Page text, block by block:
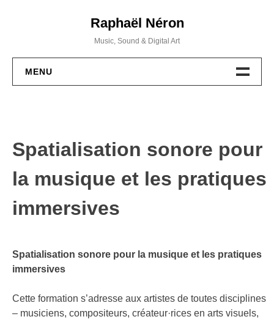
Raphaël Néron
Music, Sound & Digital Art
MENU
CONTACT
FR
Spatialisation sonore pour
la musique et les pratiques
immersives
Spatialisation sonore pour la musique et les pratiques
immersives
Cette formation s’adresse aux artistes de toutes disciplines
– musiciens, compositeurs, créateur·rices en arts visuels,